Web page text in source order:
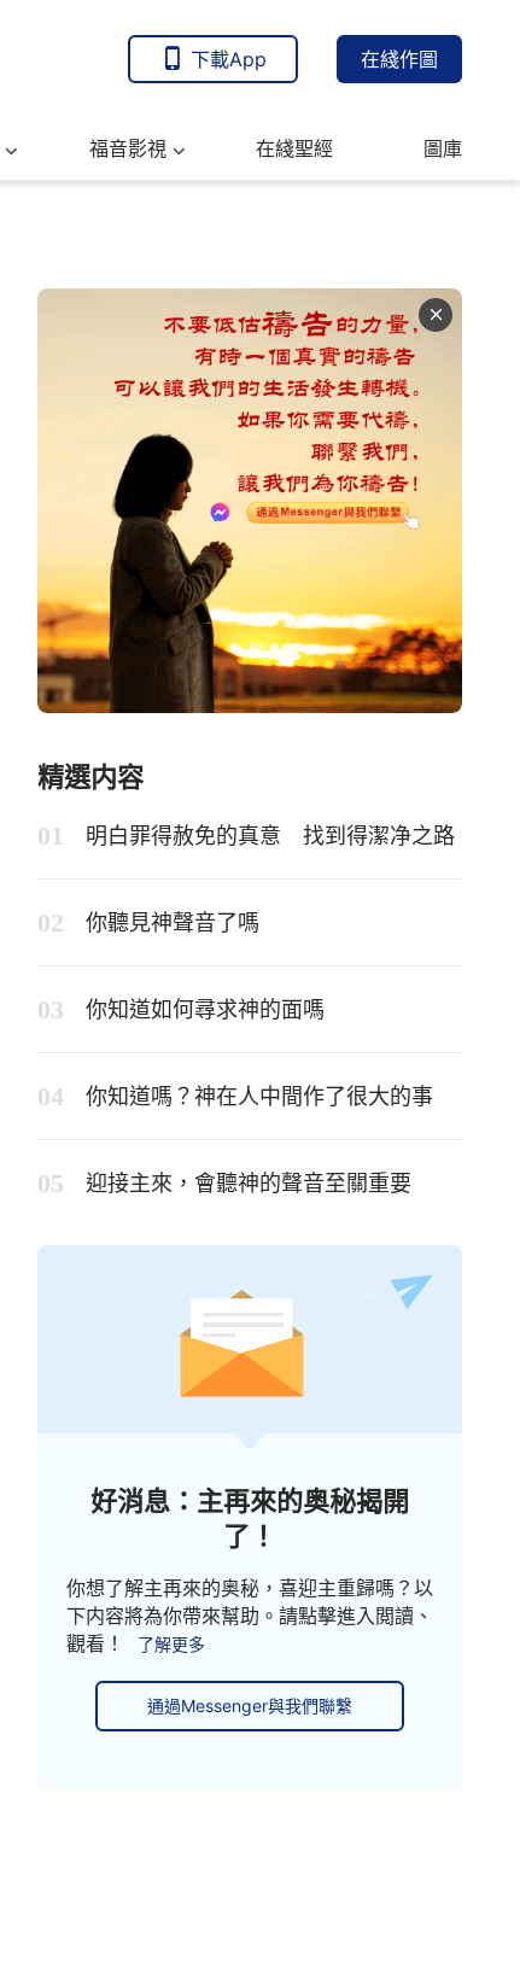
下載App 在綫作圖
福音影視 在綫聖經 圖庫
精選内容
明白罪得赦免的真意 找到得潔净之路
你聽見神聲音了嗎
你知道如何尋求神的面嗎
你知道嗎？神在人中間作了很大的事
迎接主來，會聽神的聲音至關重要
好消息：主再來的奥秘揭開
了！
你想了解主再來的奥秘，喜迎主重歸嗎？以
下内容將為你帶來幫助。請點擊進入閲讀、
觀看！
了解更多
通過Messenger與我們聯繫